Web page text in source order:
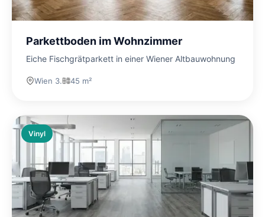
Parkettboden im Wohnzimmer
Eiche Fischgrätparkett in einer Wiener Altbauwohnung
Wien 3. 45 m²
Vinyl